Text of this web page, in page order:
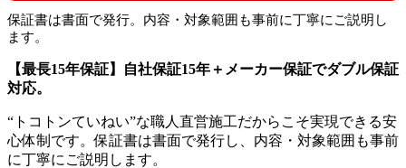
保証書は書面で発行。内容・対象範囲も事前に丁寧にご説明し
ます。
【最長15年保証】自社保証15年＋メーカー保証でダブル保証
対応。
“トコトンていねい”な職人直営施工だからこそ実現できる安
心体制です。保証書は書面で発行し、内容・対象範囲も事前
に丁寧にご説明します。